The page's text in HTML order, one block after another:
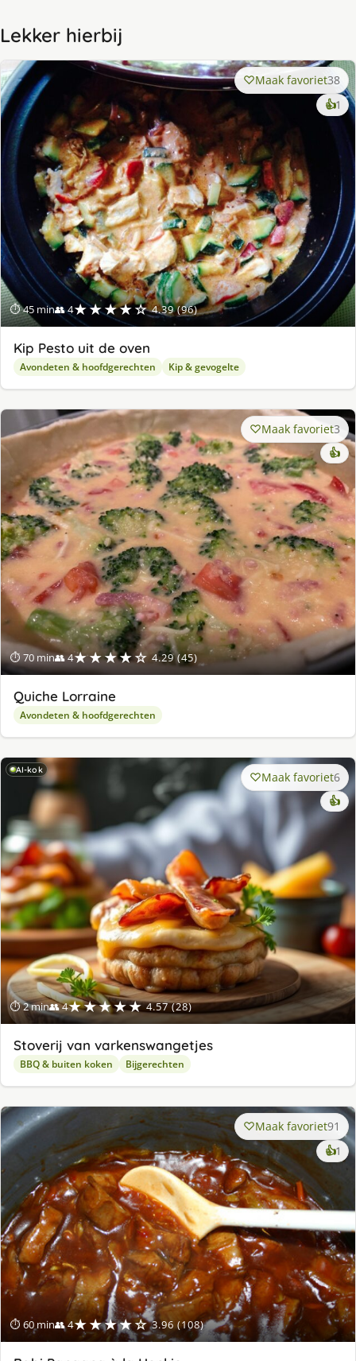
Lekker hierbij
⏱ 45 min👥 4★★★★☆ 4.39 (96)
Maak favoriet38
👍1
Kip Pesto uit de oven
Avondeten & hoofdgerechten Kip & gevogelte
⏱ 70 min👥 4★★★★☆ 4.29 (45)
Maak favoriet3
👍
Quiche Lorraine
Avondeten & hoofdgerechten
AI-kok
⏱ 2 min👥 4★★★★★ 4.57 (28)
Maak favoriet6
👍
Stoverij van varkenswangetjes
BBQ & buiten koken Bijgerechten
⏱ 60 min👥 4★★★★☆ 3.96 (108)
Maak favoriet91
👍1